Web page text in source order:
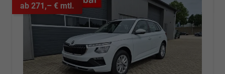
ab 271,– € mtl.